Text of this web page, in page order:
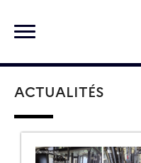
content
ACTUALITÉS